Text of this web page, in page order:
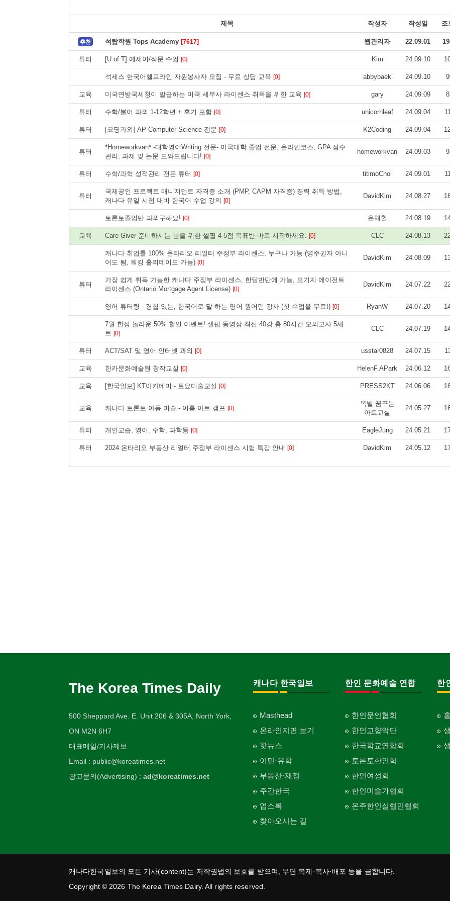
제목 작성자 작성일 조
추천 석탑학원 Tops Academy [7617] 웹관리자 22.09.01
튜터 [U of T] 에세이/작문 수업 [0] Kim 24.09.10
석세스 한국어헬프라인 자원봉사자 모집 - 무료 상담 교육 [0] abbybaek 24.09.10
교육 미국연방국세청이 발급하는 미국 세무사 라이센스 취득을 위한 교육 [0] gary 24.09.09
튜터 수학/불어 과외 1-12학년 + 후기 포함 [0] unicornleaf 24.09.04
튜터 [코딩과외] AP Computer Science 전문 [0] K2Coding 24.09.04
튜터
*Homeworkvan* -대학영어Writing 전문- 미국대학 졸업 전문, 온라인코스, GPA 점수
관리, 과제 및 논문 도와드립니다! [0]
homeworkvan 24.09.03
튜터 수학/과학 성적관리 전문 튜터 [0] titimoChoi 24.09.01
튜터
국제공인 프로젝트 매니지먼트 자격증 소개 (PMP, CAPM 자격증) 경력 취득 방법,
캐나다 유일 시험 대비 한국어 수업 강의 [0]
DavidKim 24.08.27
토론토졸업반 과외구해요! [0] 윤채환 24.08.19
교육 Care Giver 준비하시는 분을 위한 셀핍 4-5점 목표반 바로 시작하세요. [0] CLC 24.08.13
캐나다 취업률 100% 온타리오 리얼터 주정부 라이센스, 누구나 가능 (영주권자 아니
어도 됨, 워킹 홀리데이도 가능) [0]
DavidKim 24.08.09
튜터
가장 쉽게 취득 가능한 캐나다 주정부 라이센스, 한달반만에 가능, 모기지 에이전트
라이센스 (Ontario Mortgage Agent License) [0]
DavidKim 24.07.22
영어 튜터링 - 경헙 있는, 한국어로 말 하는 영어 원어민 강사 (첫 수업을 무료!) [0] RyanW 24.07.20
7월 한정 놀라운 50% 할인 이벤트! 셀핍 동영상 최신 40강 총 80시간 모의고사 5세
트 [0]
CLC 24.07.19
튜터 ACT/SAT 및 영어 인터넷 과외 [0] usstar0828 24.07.15
교육 한카문화예술원 창작교실 [0] HelenF.APark 24.06.12
교육 [한국일보] KT아카데미 - 토요미술교실 [0] PRESS2KT 24.06.06
교육 캐나다 토론토 아동 미술 - 여름 아트 캠프 [0]
옥빌 꿈꾸는
아트교실
24.05.27
튜터 개인교습, 영어, 수학, 과학등 [0] EagleJung 24.05.21
튜터 2024 온타리오 부동산 리얼터 주정부 라이센스 시험 특강 안내 [0] DavidKim 24.05.12
The Korea Times Daily
500 Sheppard Ave. E. Unit 206 & 305A, North York,
ON M2N 6H7
대표메일/기사제보
Email : public@koreatimes.net
광고문의(Advertising) : ad@koreatimes.net
캐나다 한국일보
Masthead
온라인지면 보기
핫뉴스
이민·유학
부동산·재정
주간한국
업소록
찾아오시는 길
한인 문화예술 연합
한인문인협회
한인교향악단
한국학교연합회
토론토한인회
한인여성회
한인미술가협회
온주한인실협인협회
한
캐나다한국일보의 모든 기사(content)는 저작권법의 보호를 받으며, 무단 복제·복사·배포 등을 금합니다.
Copyright © 2026 The Korea Times Dairy. All rights reserved.